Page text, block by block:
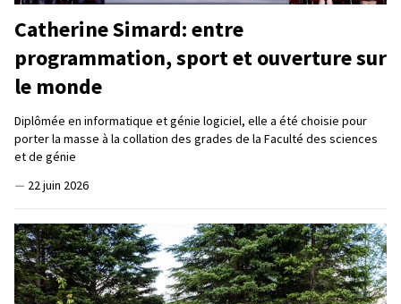
Catherine Simard: entre
programmation, sport et ouverture sur
le monde
Diplômée en informatique et génie logiciel, elle a été choisie pour
porter la masse à la collation des grades de la Faculté des sciences
et de génie
— 22 juin 2026